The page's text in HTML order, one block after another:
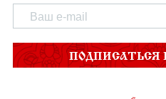
ПОДПИСАТЬСЯ